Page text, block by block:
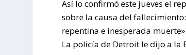
Así lo confirmó este jueves el
sobre la causa del
repentina e inesperada muerte».
La policía de Detroit le dijo a la